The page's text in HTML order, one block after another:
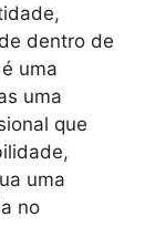
dentro de
uma
uma
que
uma
no